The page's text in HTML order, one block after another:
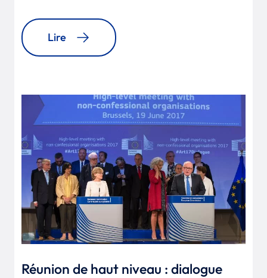
Lire
Réunion de haut niveau : dialogue